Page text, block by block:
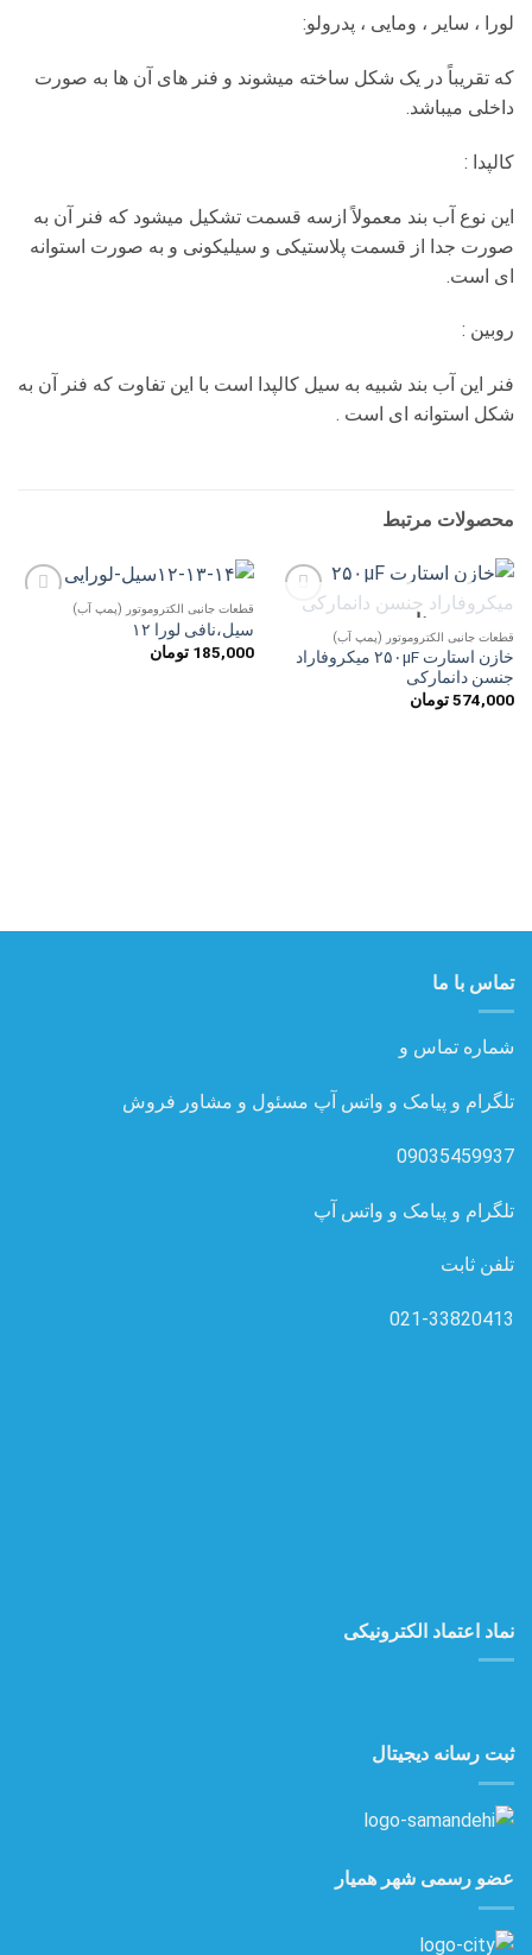
لورا ، سایر ، ومایی ، پدرولو:
که تقریباً در یک شکل ساخته میشوند و فنر های آن ها به صورت
داخلی میباشد.
کالپدا :
این نوع آب بند معمولاً ازسه قسمت تشکیل میشود که فنر آن به
صورت جدا از قسمت پلاستیکی و سیلیکونی و به صورت استوانه
ای است.
روبین :
فنر این آب بند شبیه به سیل کالپدا است با این تفاوت که فنر آن به
شکل استوانه ای است .
محصولات مرتبط
افزودن
علاقه
مندی
ناموجود
قطعات جانبی الکتروموتور (پمپ آب)
خازن استارت ۲۵۰µF میکروفاراد
جنسن دانمارکی
574,000 تومان
قطعات جانبی الکتروموتور (پمپ آب)
سیل،نافی لورا ۱۲
185,000 تومان
تماس با ما
شماره تماس و
تلگرام و پیامک و واتس آپ مسئول و مشاور فروش
09035459937
تلگرام و پیامک و واتس آپ
تلفن ثابت
021-33820413
نماد اعتماد الکترونیکی
ثبت رسانه دیجیتال
عضو رسمی شهر همیار